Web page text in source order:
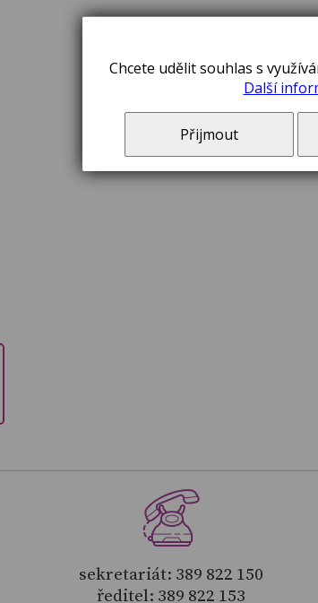
sekretariát: 389 822 150
ředitel: 389 822 153
Chcete udělit souhlas s
Další
Přijmout